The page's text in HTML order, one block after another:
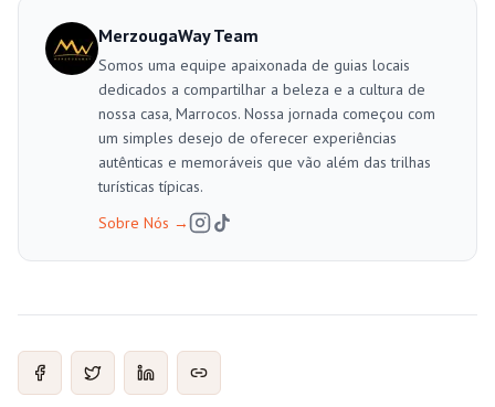
MerzougaWay Team
Somos uma equipe apaixonada de guias locais
dedicados a compartilhar a beleza e a cultura de
nossa casa, Marrocos. Nossa jornada começou com
um simples desejo de oferecer experiências
autênticas e memoráveis que vão além das trilhas
turísticas típicas.
Sobre Nós →